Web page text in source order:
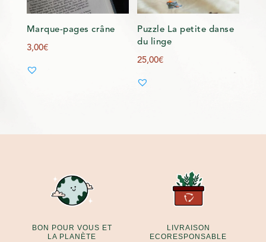
Marque-pages crâne
3,00€
Puzzle La petite danse
du linge
25,00€
BON POUR VOUS ET
LA PLANÈTE
LIVRAISON
ECORESPONSABLE